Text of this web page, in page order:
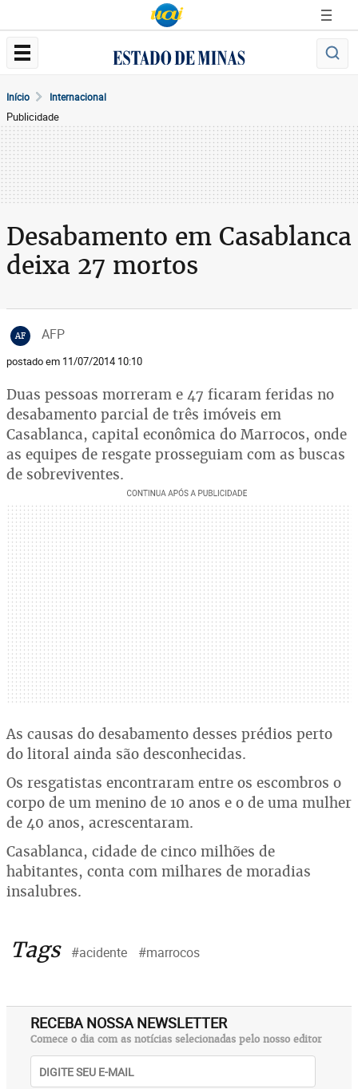
Início Internacional
Publicidade
Desabamento em Casablanca
deixa 27 mortos
AF AFP
postado em 11/07/2014 10:10
Duas pessoas morreram e 47 ficaram feridas no
desabamento parcial de três imóveis em
Casablanca, capital econômica do Marrocos, onde
as equipes de resgate prosseguiam com as buscas
de sobreviventes.
As causas do desabamento desses prédios perto
do litoral ainda são desconhecidas.
Os resgatistas encontraram entre os escombros o
corpo de um menino de 10 anos e o de uma mulher
de 40 anos, acrescentaram.
Casablanca, cidade de cinco milhões de
habitantes, conta com milhares de moradias
insalubres.
Tags #acidente #marrocos
RECEBA NOSSA NEWSLETTER
Comece o dia com as notícias selecionadas pelo nosso editor